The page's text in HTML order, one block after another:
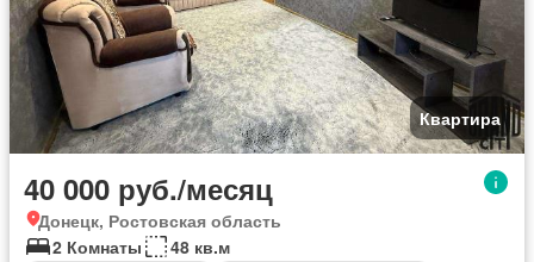
Квартира
40 000 руб./месяц
Донецк, Ростовская область
2 Комнаты
48 кв.м